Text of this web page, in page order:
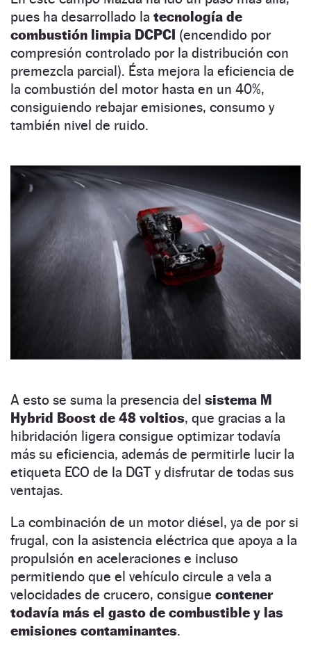
pues ha desarrollado la tecnología de
combustión limpia DCPCI (encendido por
compresión controlado por la distribución con
premezcla parcial). Ésta mejora la eficiencia de
la combustión del motor hasta en un 40%,
consiguiendo rebajar emisiones, consumo y
también nivel de ruido.
A esto se suma la presencia del sistema M
Hybrid Boost de 48 voltios, que gracias a la
hibridación ligera consigue optimizar todavía
más su eficiencia, además de permitirle lucir la
etiqueta ECO de la DGT y disfrutar de todas sus
ventajas.
La combinación de un motor diésel, ya de por si
frugal, con la asistencia eléctrica que apoya a la
propulsión en aceleraciones e incluso
permitiendo que el vehículo circule a vela a
velocidades de crucero, consigue contener
todavía más el gasto de combustible y las
emisiones contaminantes.